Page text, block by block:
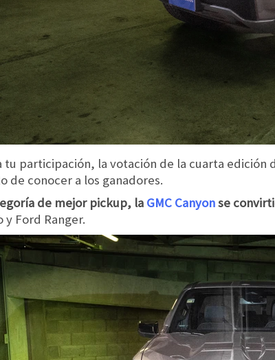
tu participación, la votación de la cuarta edición
de conocer a los ganadores.
de mejor pickup, la GMC Canyonse
y Ford Ranger.